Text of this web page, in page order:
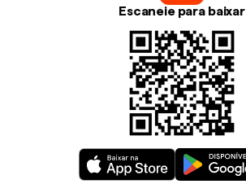
Escaneie para baixar